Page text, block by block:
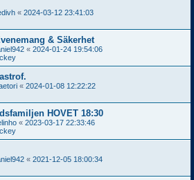
« 2024-03-12 23:41:03
& Säkerhet
« 2024-01-24 19:54:06
« 2024-01-08 12:22:22
HOVET 18:30
« 2023-03-17 22:33:46
« 2021-12-05 18:00:34